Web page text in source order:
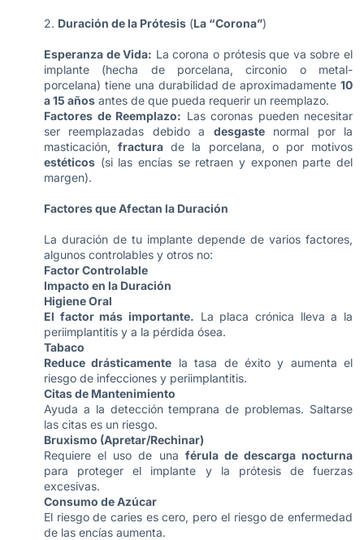
2. Duración de la Prótesis (La “Corona”)
Esperanza de Vida: La corona o prótesis que va sobre el
implante (hecha de porcelana, circonio o metal-
porcelana) tiene una durabilidad de aproximadamente 10
a 15 años antes de que pueda requerir un reemplazo.
Factores de Reemplazo: Las coronas pueden necesitar
ser reemplazadas debido a desgastenormal por la
masticación,fractura de la porcelana, o por motivos
estéticos (si las encías se retraen y exponen parte del
margen).
Factores que Afectan la Duración
La duración de tu implante depende de varios factores,
algunos controlables y otros no:
Factor Controlable
Impacto en la Duración
Higiene Oral
El factor más importante. La placa crónica lleva a la
periimplantitis y a la pérdida ósea.
Tabaco
Reduce drásticamente la tasa de éxito y aumenta el
riesgo de infecciones y periimplantitis.
Citas de Mantenimiento
Ayuda a la detección temprana de problemas. Saltarse
las citas es un riesgo.
Bruxismo (Apretar/Rechinar)
Requiere el uso de una férula de descarga nocturna
para proteger el implante y la prótesis de fuerzas
excesivas.
Consumo de Azúcar
El riesgo de caries es cero, pero el riesgo de enfermedad
de las encías aumenta.